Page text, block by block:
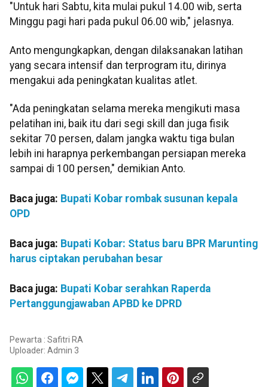
"Untuk hari Sabtu, kita mulai pukul 14.00 wib, serta
Minggu pagi hari pada pukul 06.00 wib," jelasnya.
Anto mengungkapkan, dengan dilaksanakan latihan
yang secara intensif dan terprogram itu, dirinya
mengakui ada peningkatan kualitas atlet.
"Ada peningkatan selama mereka mengikuti masa
pelatihan ini, baik itu dari segi skill dan juga fisik
sekitar 70 persen, dalam jangka waktu tiga bulan
lebih ini harapnya perkembangan persiapan mereka
sampai di 100 persen," demikian Anto.
Baca juga: Bupati Kobar rombak susunan kepala
OPD
Baca juga: Bupati Kobar: Status baru BPR Marunting
harus ciptakan perubahan besar
Baca juga: Bupati Kobar serahkan Raperda
Pertanggungjawaban APBD ke DPRD
Pewarta : Safitri RA
Uploader: Admin 3